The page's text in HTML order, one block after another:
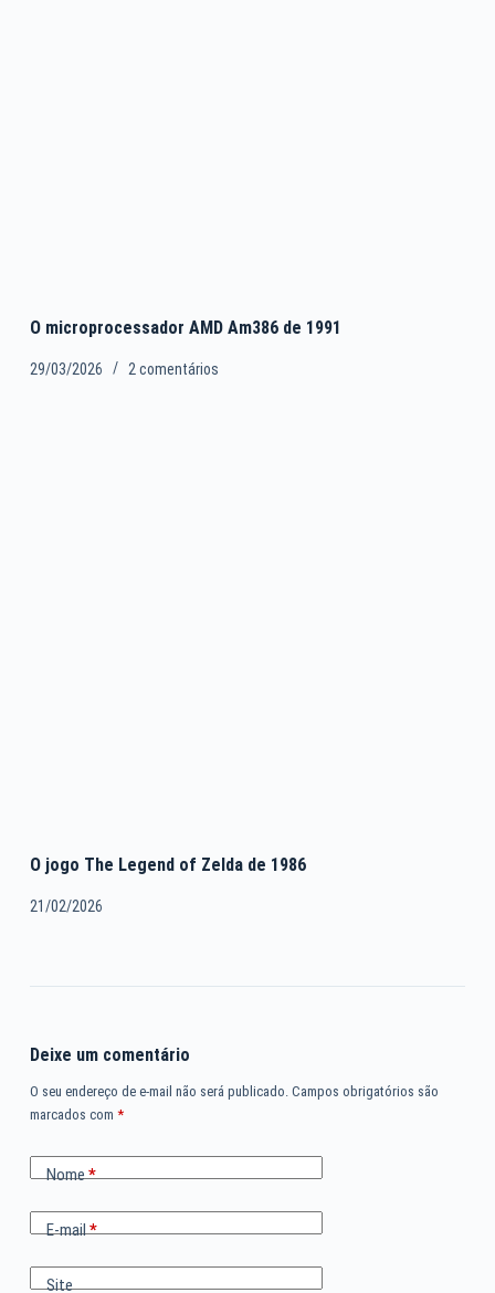
O microprocessador AMD Am386 de 1991
29/03/2026 2 comentários
O jogo The Legend of Zelda de 1986
21/02/2026
Deixe um comentário
O seu endereço de e-mail não será publicado. Campos obrigatórios são
marcados com *
Nome*
E-mail*
Site